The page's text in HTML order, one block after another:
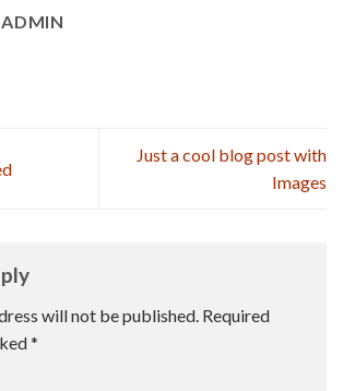
ADMIN
Just a cool blog post with
Images
will not be published. Required
*